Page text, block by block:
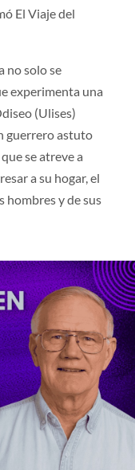
El Viaje del
no solo se
experimenta una
(Ulises)
guerrero astuto
se atreve a
a su hogar, el
hombres y de sus